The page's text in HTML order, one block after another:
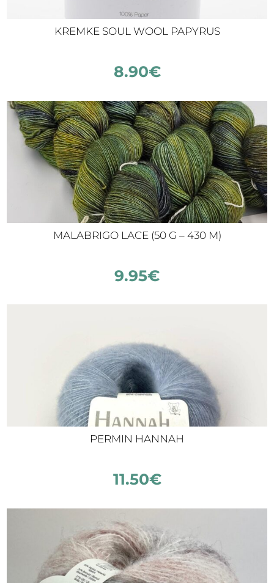
KREMKE SOUL WOOL PAPYRUS
8.90€
MALABRIGO LACE (50 G – 430 M)
9.95€
PERMIN HANNAH
11.50€